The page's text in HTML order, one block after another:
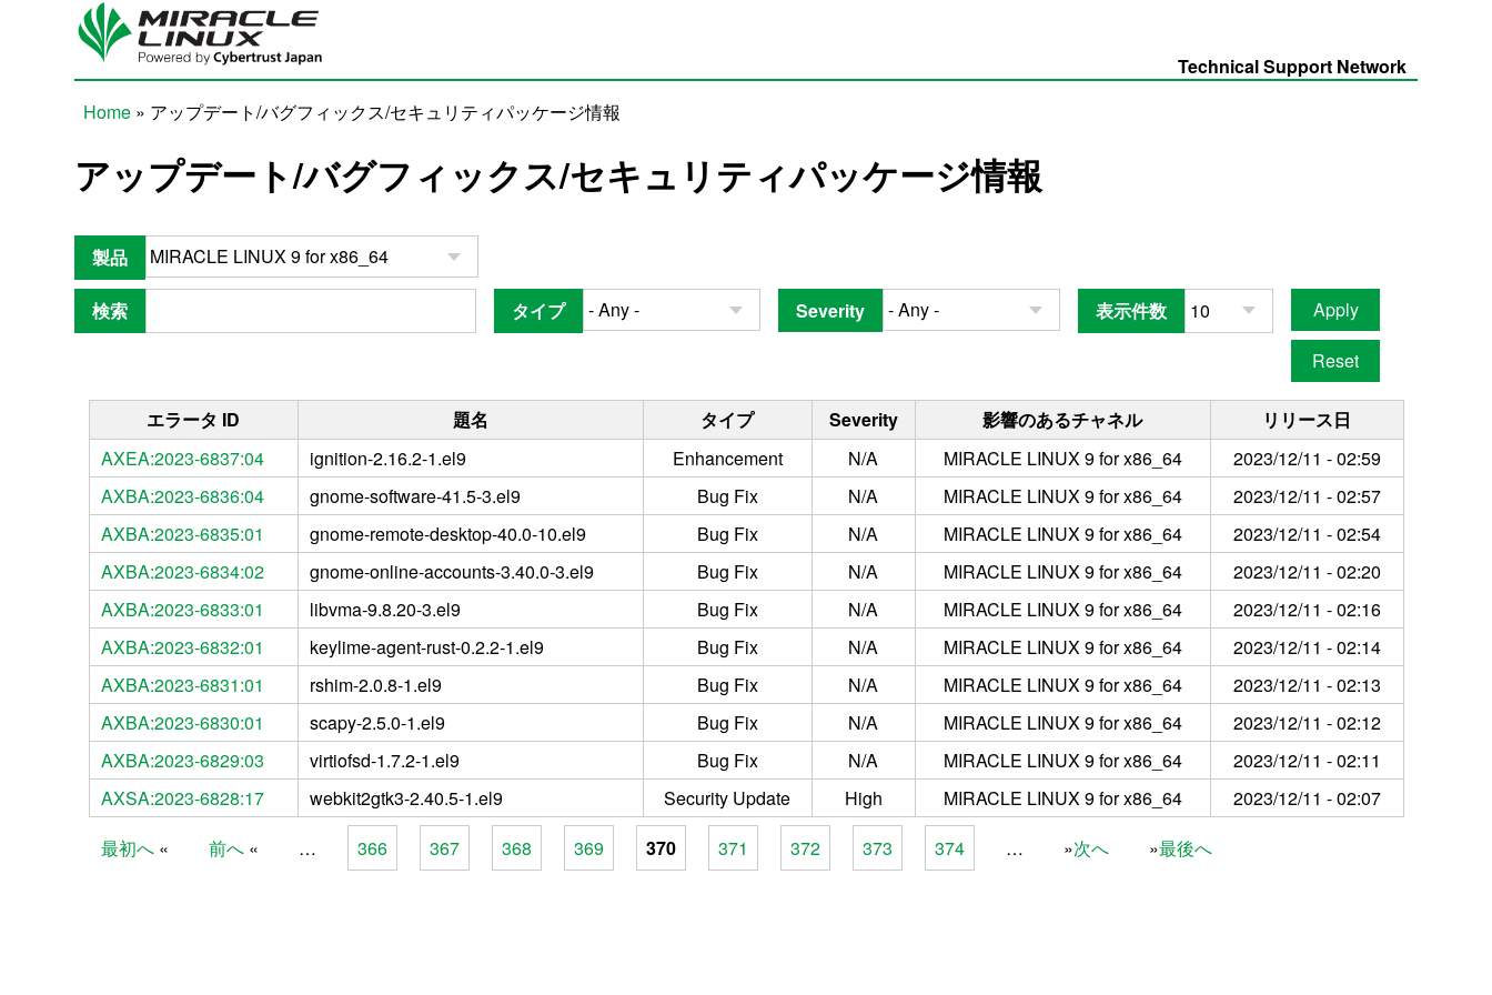
Skip to main content
Technical Support Network
Home » アップデート/バグフィックス/セキュリティパッケージ情報
アップデート/バグフィックス/セキュリティパッケージ情報
製品
検索 タイプ Severity 表示件数
エラータ ID 題名 タイプ Severity 影響のあるチャネル
リリース日
AXEA:2023-6837:04
ignition-2.16.2-1.el9 Enhancement N/A MIRACLE LINUX 9 for x86_64
2023/12/11 - 02:59
AXBA:2023-6836:04
gnome-software-41.5-3.el9 Bug Fix N/A MIRACLE LINUX 9 for x86_64
2023/12/11 - 02:57
AXBA:2023-6835:01
gnome-remote-desktop-40.0-10.el9 Bug Fix N/A MIRACLE LINUX 9 for x86_64
2023/12/11 - 02:54
AXBA:2023-6834:02
gnome-online-accounts-3.40.0-3.el9 Bug Fix N/A MIRACLE LINUX 9 for x86_64
2023/12/11 - 02:20
AXBA:2023-6833:01
libvma-9.8.20-3.el9 Bug Fix N/A MIRACLE LINUX 9 for x86_64
2023/12/11 - 02:16
AXBA:2023-6832:01
keylime-agent-rust-0.2.2-1.el9 Bug Fix N/A MIRACLE LINUX 9 for x86_64
2023/12/11 - 02:14
AXBA:2023-6831:01
rshim-2.0.8-1.el9 Bug Fix N/A MIRACLE LINUX 9 for x86_64
2023/12/11 - 02:13
AXBA:2023-6830:01
scapy-2.5.0-1.el9 Bug Fix N/A MIRACLE LINUX 9 for x86_64
2023/12/11 - 02:12
AXBA:2023-6829:03
virtiofsd-1.7.2-1.el9 Bug Fix N/A MIRACLE LINUX 9 for x86_64
2023/12/11 - 02:11
AXSA:2023-6828:17
webkit2gtk3-2.40.5-1.el9 Security Update High MIRACLE LINUX 9 for x86_64 2023/12/11 - 02:07
最初へ 前へ … 366 367 368 369 370 371 372 373 374 … 次へ 最後へ